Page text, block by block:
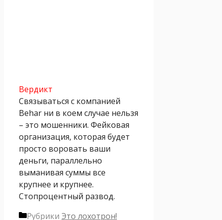
Вердикт
Связываться с компанией
Behar ни в коем случае нельзя
– это мошенники. Фейковая
организация, которая будет
просто воровать ваши
деньги, параллельно
выманивая суммы все
крупнее и крупнее.
Стопроцентный развод.
Рубрики Это лохотрон!